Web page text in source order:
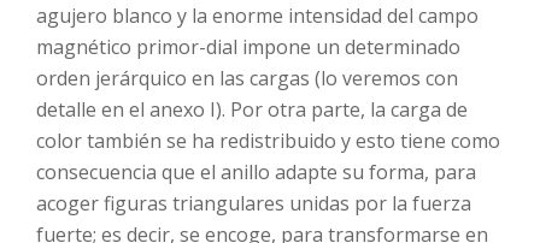
agujero blanco y la enorme intensidad del campo
magnético primor-dial impone un determinado
orden jerárquico en las cargas (lo veremos con
detalle en el anexo I). Por otra parte, la carga de
color también se ha redistribuido y esto tiene como
consecuencia que el anillo adapte su forma, para
acoger figuras triangulares unidas por la fuerza
fuerte; es decir, se encoge, para transformarse en